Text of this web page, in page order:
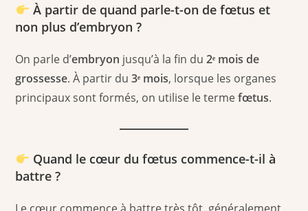
À partir de quand parle-t-on de fœtus et
non plus d’embryon ?
On parle d’embryon jusqu’à la fin du2ᵉ mois de
grossesse. À partir du3ᵉ mois, lorsque les organes
principaux sont formés, on utilise le termefœtus.
Quand le cœur du fœtus commence-t-il à
battre ?